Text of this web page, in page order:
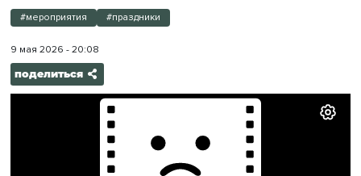
#мероприятия #праздники
9 мая 2026 - 20:08
поделиться